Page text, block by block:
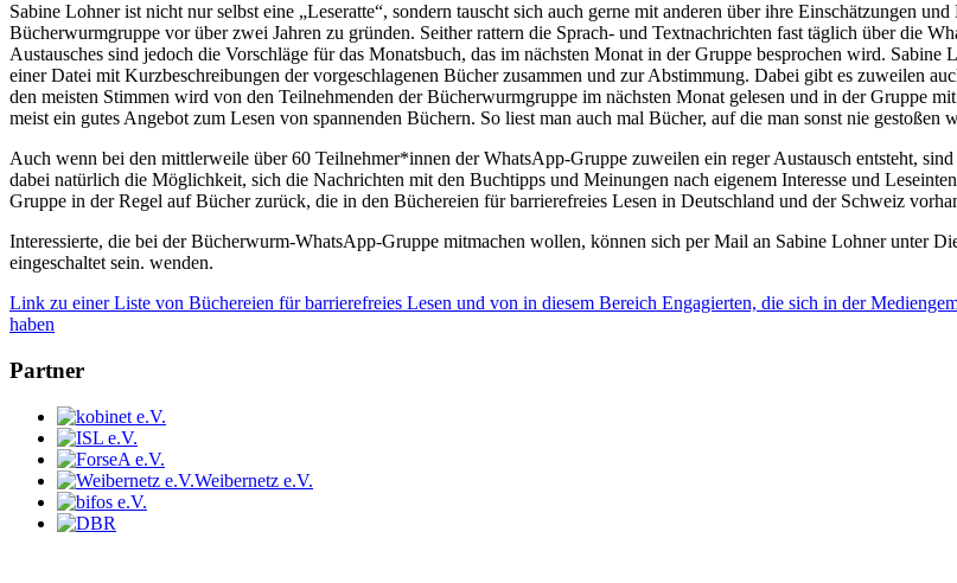
Sabine Lohner ist nicht nur selbst eine „Leseratte“, sondern tauscht sich auch gerne mit anderen über ihre Einschätzungen
Bücherwurmgruppe vor über zwei Jahren zu gründen. Seither rattern die Sprach- und Textnachrichten fast täglich über die
Austausches sind jedoch die Vorschläge für das Monatsbuch, das im nächsten Monat in der Gruppe besprochen wird.
einer Datei mit Kurzbeschreibungen der vorgeschlagenen Bücher zusammen und zur Abstimmung. Dabei gibt es zuweilen
den meisten Stimmen wird von den Teilnehmenden der Bücherwurmgruppe im nächsten Monat gelesen und in der Gruppe
meist ein gutes Angebot zum Lesen von spannenden Büchern. So liest man auch mal Bücher, auf die man sonst nie gestoßen
Auch wenn bei den mittlerweile über 60 Teilnehmer*innen der WhatsApp-Gruppe zuweilen ein reger Austausch entsteht,
dabei natürlich die Möglichkeit, sich die Nachrichten mit den Buchtipps und Meinungen nach eigenem Interesse und
Gruppe in der Regel auf Bücher zurück, die in den Büchereien für barrierefreies Lesen in Deutschland und der Schweiz
Interessierte, die bei der Bücherwurm-WhatsApp-Gruppe mitmachen wollen, können sich per Mail an Sabine Lohner unter
eingeschaltet sein. wenden.
Link zu einer Liste von Büchereien für barrierefreies Lesen und von in diesem Bereich Engagierten, die sich in der
haben
Partner
Weibernetz e.V.